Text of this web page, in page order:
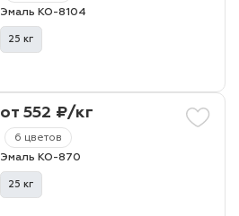
Эмаль КО-8104
25 кг
6 цветов
от 552 ₽/кг
Эмаль КО-870
25 кг